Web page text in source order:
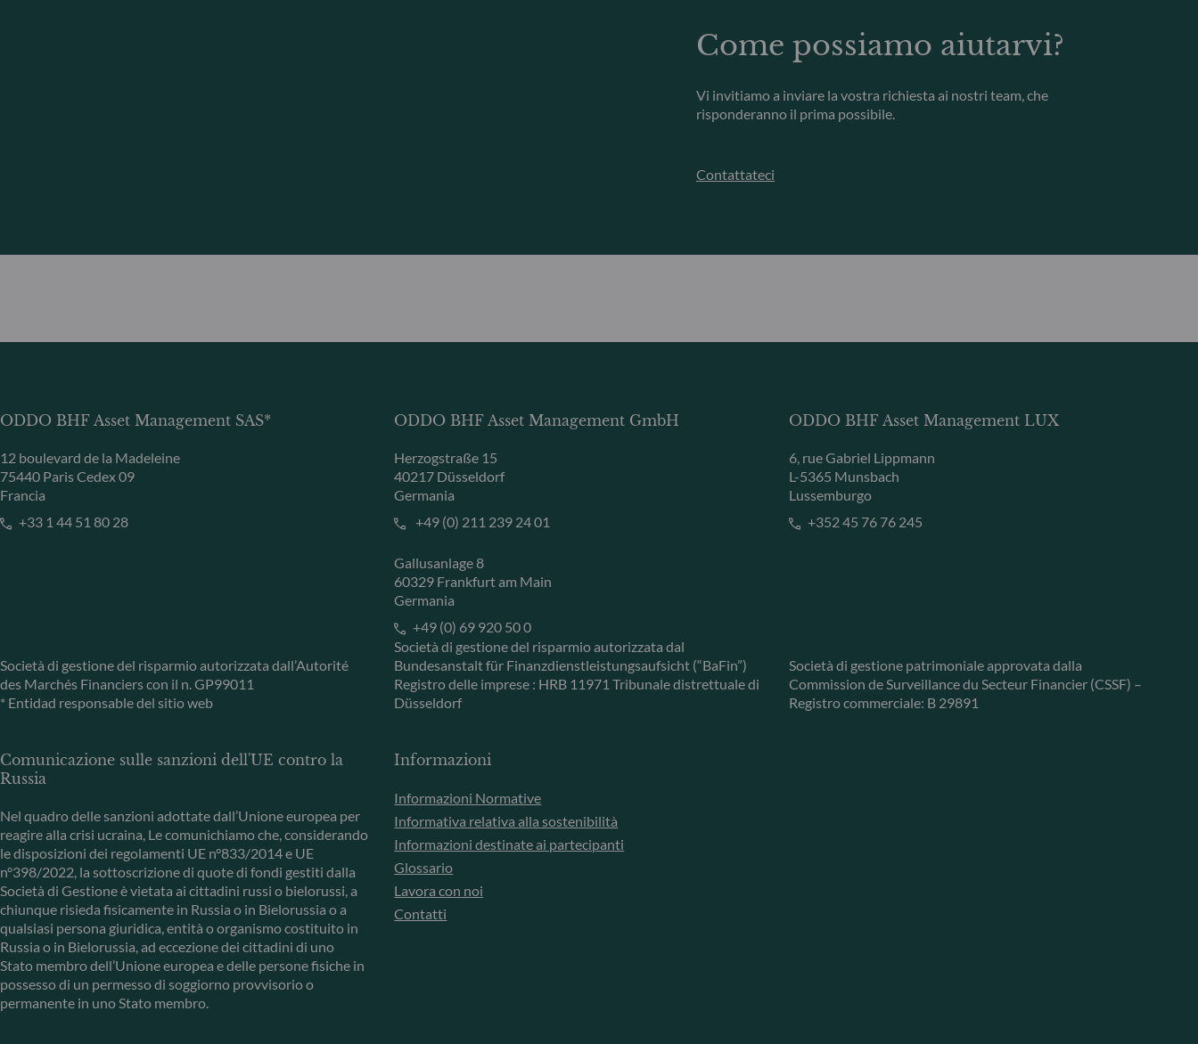
Come possiamo aiutarvi?
Vi invitiamo a inviare la vostra richiesta ai nostri team, che
risponderanno il prima possibile.
Contattateci
ODDO BHF Asset Management SAS*
12 boulevard de la Madeleine
75440 Paris Cedex 09
Francia
+33 1 44 51 80 28
Società di gestione del risparmio autorizzata dall’Autorité
des Marchés Financiers con il n. GP99011
* Entidad responsable del sitio web
ODDO BHF Asset Management GmbH
Herzogstraße 15
40217 Düsseldorf
Germania
+49 (0) 211 239 24 01
Gallusanlage 8
60329 Frankfurt am Main
Germania
+49 (0) 69 920 50 0
Società di gestione del risparmio autorizzata dal
Bundesanstalt für Finanzdienstleistungsaufsicht (“BaFin”)
Registro delle imprese : HRB 11971 Tribunale distrettuale di
Düsseldorf
ODDO BHF Asset Management LUX
6, rue Gabriel Lippmann
L-5365 Munsbach
Lussemburgo
+352 45 76 76 245
Società di gestione patrimoniale approvata dalla
Commission de Surveillance du Secteur Financier (CSSF) –
Registro commerciale: B 29891
Comunicazione sulle sanzioni dell'UE contro la
Russia
Nel quadro delle sanzioni adottate dall’Unione europea per
reagire alla crisi ucraina, Le comunichiamo che, considerando
le disposizioni dei regolamenti UE n°833/2014 e UE
n°398/2022, la sottoscrizione di quote di fondi gestiti dalla
Società di Gestione è vietata ai cittadini russi o bielorussi, a
chiunque risieda fisicamente in Russia o in Bielorussia o a
qualsiasi persona giuridica, entità o organismo costituito in
Russia o in Bielorussia, ad eccezione dei cittadini di uno
Stato membro dell’Unione europea e delle persone fisiche in
possesso di un permesso di soggiorno provvisorio o
permanente in uno Stato membro.
Informazioni
Informazioni Normative
Informativa relativa alla sostenibilità
Informazioni destinate ai partecipanti
Glossario
Lavora con noi
Contatti